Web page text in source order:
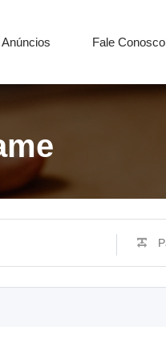
Anúncios Fale Conosco